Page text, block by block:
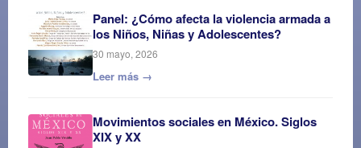
Panel: ¿Cómo afecta la violencia armada a
los Niños, Niñas y Adolescentes?
30 mayo, 2026
Leer más →
Movimientos sociales en México. Siglos
XIX y XX